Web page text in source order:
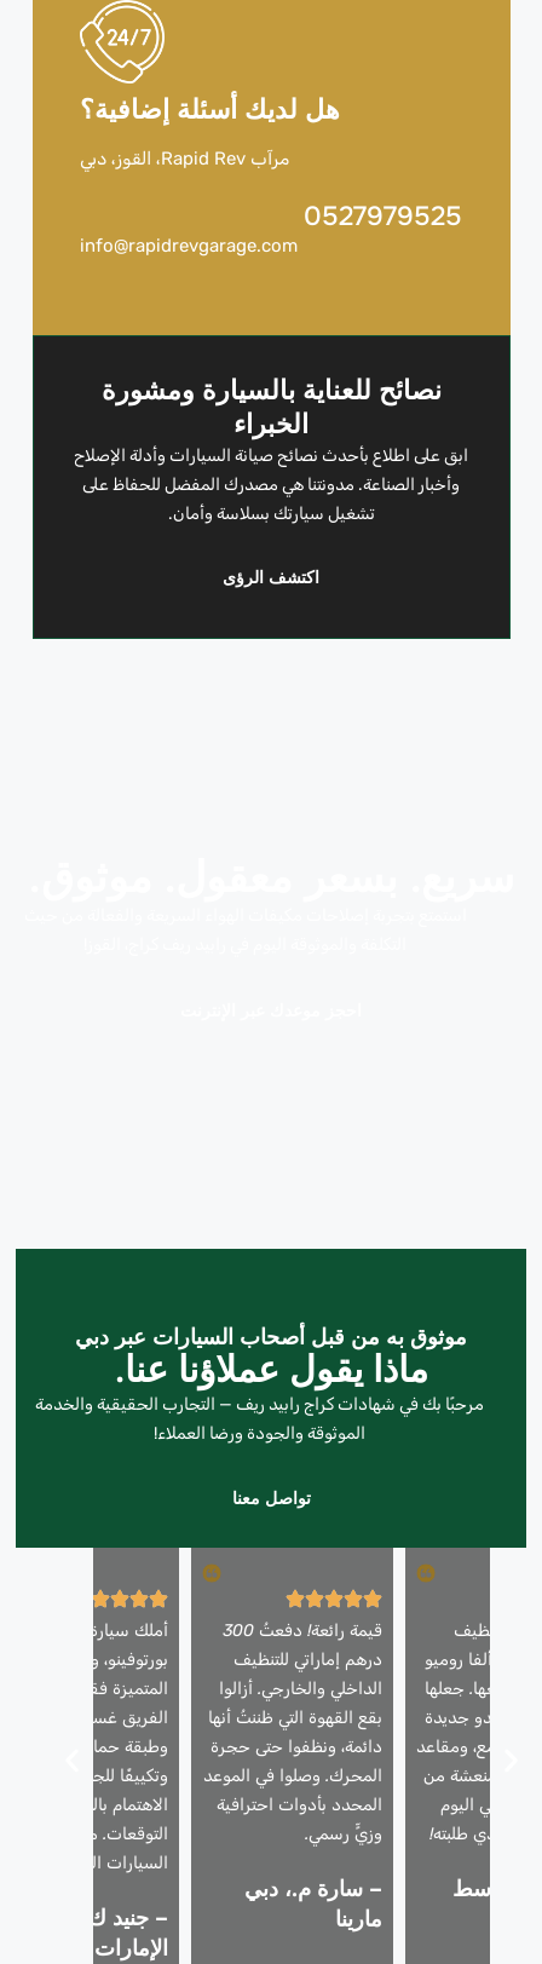
هل لديك أسئلة إضافية؟
مرآب Rapid Rev، القوز، دبي
0527979525
info@rapidrevgarage.com
نصائح للعناية بالسيارة ومشورة
الخبراء
ابق على اطلاع بأحدث نصائح صيانة السيارات وأدلة الإصلاح
وأخبار الصناعة. مدونتنا هي مصدرك المفضل للحفاظ على
تشغيل سيارتك بسلاسة وأمان.
اكتشف الرؤى
موثوق به من قبل أصحاب السيارات عبر دبي
ماذا يقول عملاؤنا عنا.
مرحبًا بك في شهادات كراج رابيد ريف — التجارب الحقيقية والخدمة
الموثوقة والجودة ورضا العملاء!
تواصل معنا
تنظيف
ألفا روميو
بيعها. جعلها
تبدو جديدة
لامع، ومقاعد
منعشة من
في اليوم
الذي طلبته!
ز.، وسط
قيمة رائعة! دفعتُ 300
درهم إماراتي للتنظيف
الداخلي والخارجي. أزالوا
بقع القهوة التي ظننتُ أنها
دائمة، ونظفوا حتى حجرة
المحرك. وصلوا في الموعد
المحدد بأدوات احترافية
وزيٍّ رسمي.
– سارة م.، دبي
مارينا
أملك سيارة فيراري
بورتوفينو، وأثق بخدماتنا
المتميزة فقط. استخدم
الفريق غسيلًا رغويًا آمنًا،
وطبقة حماية للطلاء،
وتكييفًا للجلد. فاق
الاهتمام بالتفاصيل كل
التوقعات. مثالية لمالكي
السيارات الفاخرة.
– جنيد ك.، تلال
الإمارات